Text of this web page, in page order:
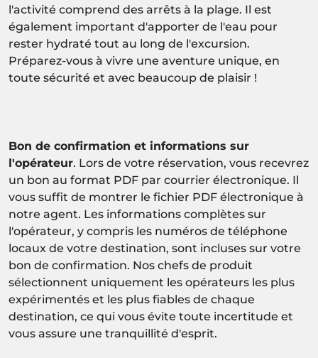
l'activité comprend des arrêts à la plage. Il est
également important d'apporter de l'eau pour
rester hydraté tout au long de l'excursion.
Préparez-vous à vivre une aventure unique, en
toute sécurité et avec beaucoup de plaisir !
Bon de confirmation et informations sur
l'opérateur. Lors de votre réservation, vous recevrez
un bon au format PDF par courrier électronique. Il
vous suffit de montrer le fichier PDF électronique à
notre agent. Les informations complètes sur
l'opérateur, y compris les numéros de téléphone
locaux de votre destination, sont incluses sur votre
bon de confirmation. Nos chefs de produit
sélectionnent uniquement les opérateurs les plus
expérimentés et les plus fiables de chaque
destination, ce qui vous évite toute incertitude et
vous assure une tranquillité d'esprit.